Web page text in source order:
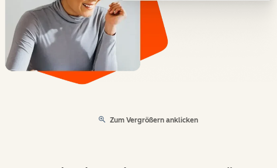
Zum Vergrößern anklicken